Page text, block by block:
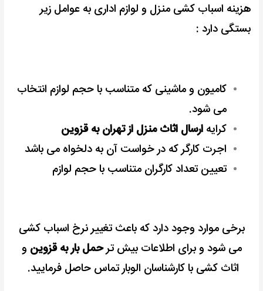
هزینه اسباب کشی منزل و لوازم اداری به عوامل زیر
بستگی دارد :
کامیون و ماشینی که متناسب با حجم لوازم انتخاب
می شود.
کرایه ارسال اثاث منزل از تهران به قزوین
اجرت کارگر که در خواست آن به دلخواه می باشد
تعیین تعداد کارگران متناسب با حجم لوازم
برخی موارد وجود دارد که باعث تغییر نرخ اسباب کشی
می شود وبرای اطلاعات بیش ترحمل بار به قزوین و
اثاث کشی با کارشناسان الوبار تماس حاصل فرمایید.